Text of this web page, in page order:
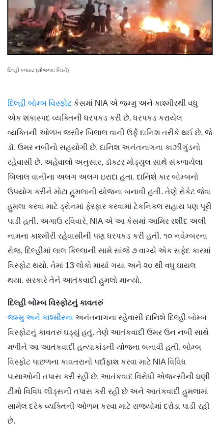
દિલ્હી બ્લાસ્ટ (સૌજન્ય: મિડ-ડે)
દિલ્હી બોમ્બ વિસ્ફોટ કેસમાં NIA એ જમ્મુ અને કાશ્મીરથી વધુ
એક શંકાસ્પદ વ્યક્તિની ધરપકડ કરી છે. ધરપકડ કરાયેલ
વ્યક્તિની ઓળખ જસીર બિલાલ વાની ઉર્ફે દાનિશ તરીકે થઈ છે, જે
ડૉ. ઉમર નબીનો સહયોગી છે. દાનિશ અનંતનાગના કાઝીગુંડનો
રહેવાસી છે. અહેવાલો અનુસાર, ડૉક્ટર મોડ્યુલ સાથે સંકળાયેલા
બિલાલ વાનીના અલગ અલગ ઇરાદા હતા. દાનિશે કાર બોમ્બનો
ઉપયોગ કરીને મોટા હુમલાની યોજના બનાવી હતી. તેણે રોકેટ જેવા
હુમલા કરવા માટે ડ્રોનમાં ફેરફાર કરવામાં ટેકનિકલ સહાય પણ પૂરી
પાડી હતી. અગાઉ રવિવારે, NIA એ આ કેસમાં આમિર રશીદ અલી
નામના કાશ્મીરી રહેવાસીની પણ ધરપકડ કરી હતી. ૧૦ નવેમ્બરના
રોજ, દિલ્હીમાં લાલ કિલ્લાની સામે સાંજે ૭ વાગ્યે એક સફેદ કારમાં
વિસ્ફોટ થયો. તેમાં 13 લોકો માર્યા ગયા અને ૨૦ થી વધુ ઘાયલ
થયા. સરકારે તેને આતંકવાદી હુમલો માન્યો.
દિલ્હી બોમ્બ વિસ્ફોટનું કાવતરું
જમ્મુ અને કાશ્મીરના અનંતનાગના રહેવાસી દાનિશે દિલ્હી બોમ્બ
વિસ્ફોટનું કાવતરું ઘડ્યું હતું. તેણે આતંકવાદી ઉમર ઉન નબી સાથે
મળીને આ આતંકવાદી હત્યાકાંડની યોજના બનાવી હતી. બોમ્બ
વિસ્ફોટ પાછળના કાવતરાનો પર્દાફાશ કરવા માટે NIA વિવિધ
પાસાઓની તપાસ કરી રહી છે. આતંકવાદ વિરોધી એજન્સીની ઘણી
ટીમો વિવિધ લીડ્સની તપાસ કરી રહી છે અને આતંકવાદી હુમલામાં
સામેલ દરેક વ્યક્તિની ઓળખ કરવા માટે રાજ્યોમાં દરોડા પાડી રહી
છે.